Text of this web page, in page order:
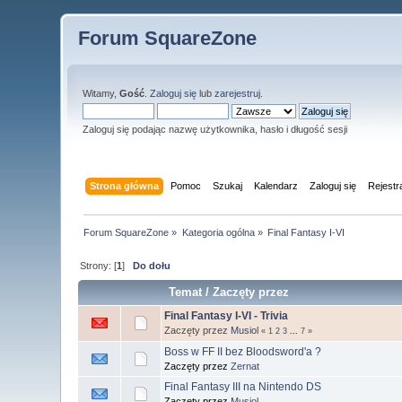
Forum SquareZone
Witamy,Gość .Zaloguj się lubzarejestruj
Zaloguj się podając nazwę użytkownika, hasło i długość sesji
Strona główna Pomoc Szukaj Kalendarz Zaloguj się
Forum SquareZone » Kategoria ogólna» Final Fantasy I-VI
Strony: [1]Do dołu
Temat/Zaczęty przez
Final Fantasy I-VI - Trivia
Zaczęty przez Musiol « 1 2 3 ...7 »
Boss w FF II bez Bloodsword'a ?
Zaczęty przezZernat
Final Fantasy III na Nintendo DS